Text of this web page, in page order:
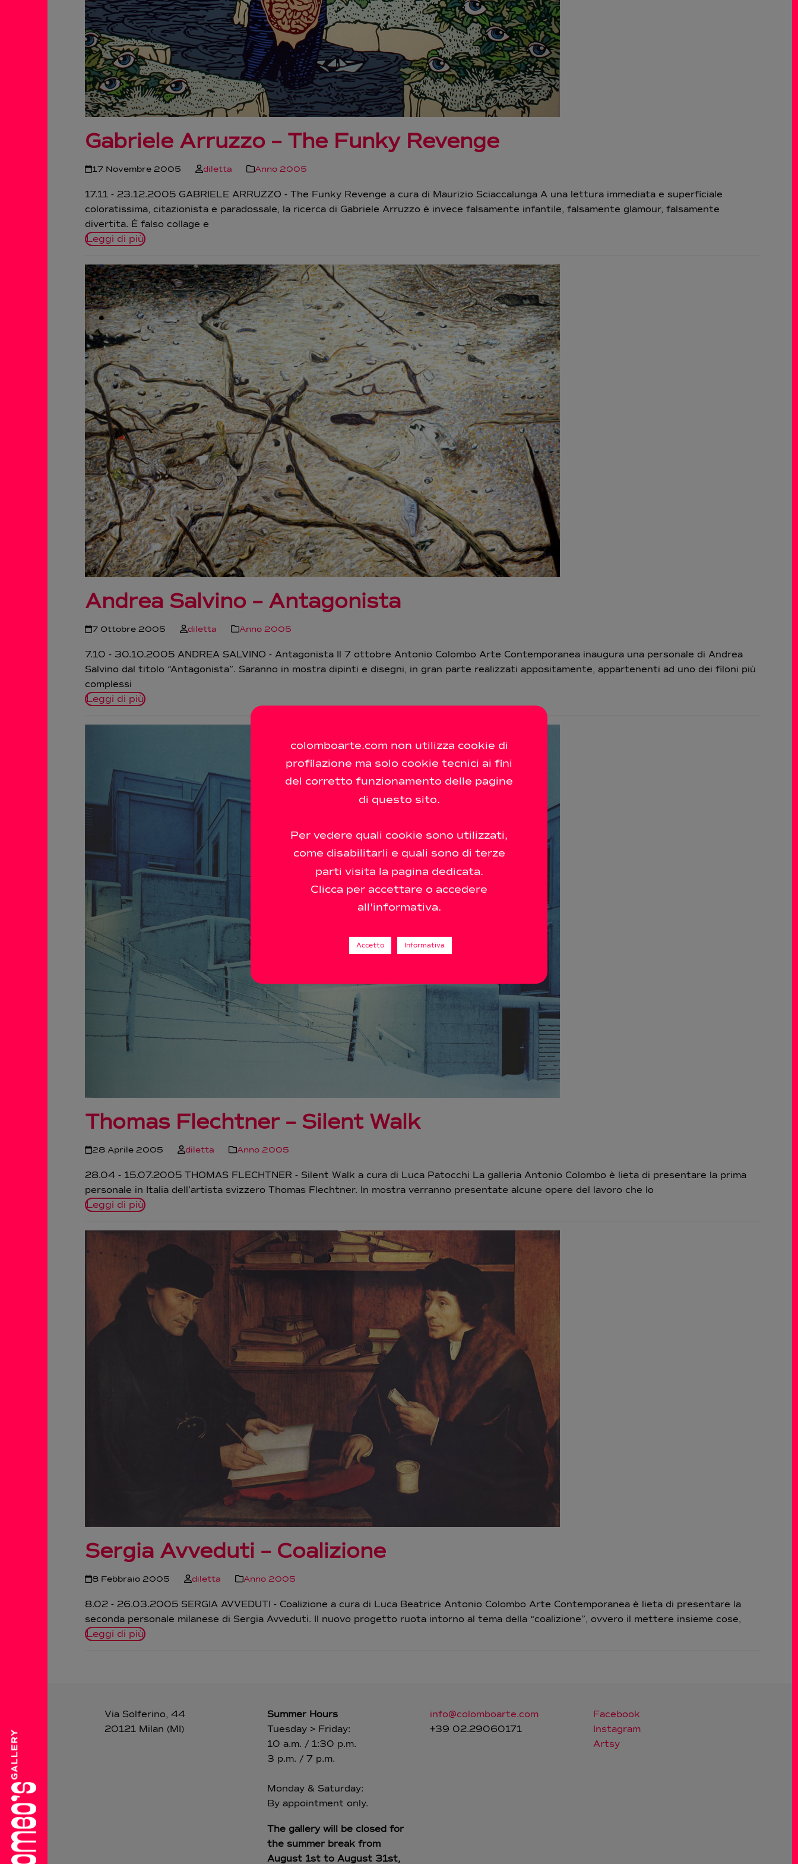
colomboarte.com non utilizza cookie di
profilazione ma solo cookie tecnici ai fini
del corretto funzionamento delle pagine
di questo sito.
Per vedere quali cookie sono utilizzati,
come disabilitarli e quali sono di terze
parti visita la pagina dedicata.
Clicca per accettare o accedere
all'informativa.
Accetto Informativa
Gabriele Arruzzo – The Funky Revenge
17 Novembre 2005 diletta Anno 2005
17.11 - 23.12.2005 GABRIELE ARRUZZO - The Funky Revenge a cura di Maurizio Sciaccalunga A una lettura immediata e superficiale
coloratissima, citazionista e paradossale, la ricerca di Gabriele Arruzzo è invece falsamente infantile, falsamente glamour, falsamente
divertita. È falso collage e
Leggi di più
Andrea Salvino – Antagonista
7 Ottobre 2005 diletta Anno 2005
7.10 - 30.10.2005 ANDREA SALVINO - Antagonista Il 7 ottobre Antonio Colombo Arte Contemporanea inaugura una personale di Andrea
Salvino dal titolo “Antagonista”. Saranno in mostra dipinti e disegni, in gran parte realizzati appositamente, appartenenti ad uno dei filoni più
complessi
Leggi di più
Thomas Flechtner – Silent Walk
28 Aprile 2005 diletta Anno 2005
28.04 - 15.07.2005 THOMAS FLECHTNER - Silent Walk a cura di Luca Patocchi La galleria Antonio Colombo è lieta di presentare la prima
personale in Italia dell’artista svizzero Thomas Flechtner. In mostra verranno presentate alcune opere del lavoro che lo
Leggi di più
Sergia Avveduti – Coalizione
8 Febbraio 2005 diletta Anno 2005
8.02 - 26.03.2005 SERGIA AVVEDUTI - Coalizione a cura di Luca Beatrice Antonio Colombo Arte Contemporanea è lieta di presentare la
seconda personale milanese di Sergia Avveduti. Il nuovo progetto ruota intorno al tema della “coalizione”, ovvero il mettere insieme cose,
Leggi di più
Via Solferino, 44
20121 Milan (MI)
Summer Hours
Tuesday > Friday:
10 a.m. / 1:30 p.m.
3 p.m. / 7 p.m.
Monday & Saturday:
By appointment only.
The gallery will be closed for
the summer break from
August 1st to August 31st,
info@colomboarte.com
+39 02.29060171
Facebook
Instagram
Artsy